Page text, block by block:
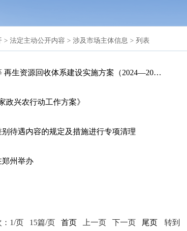
> 法定主动公开内容 > 涉及市场主体信息 > 列表
源回收体系建设实施方案（2024—2027年）》政策解读
政兴农行动工作方案》
待遇内容的规定及措施进行专项清理
郑州举办
：1/页 15篇/页 首页 上一页 下一页 尾页 转到